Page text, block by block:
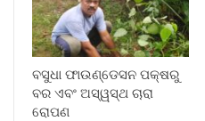
ବସୁଧା ଫାଉଣ୍ଡେସନ ପକ୍ଷରୁ
ବର ଏବଂ ଅସ୍ୱସ୍ଥ ଚାରା
ରୋପଣ